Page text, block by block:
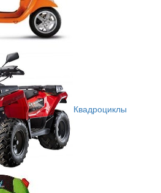
Квадроциклы